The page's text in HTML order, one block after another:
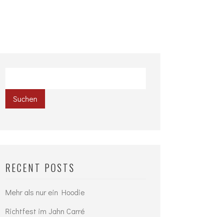
Suchen
RECENT POSTS
Mehr als nur ein Hoodie
Richtfest im Jahn Carré